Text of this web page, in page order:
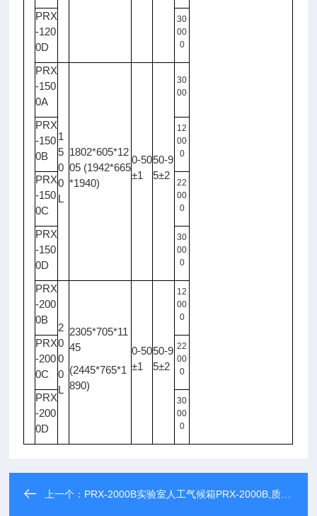
PRX
-120
0D
30
00
0
PRX
-150
0A
1
5
0
0
L
1802*605*12
05 (1942*665
*1940)
0-50
±1
50-9
5±2
30
00
PRX
-150
0B
12
00
0
PRX
-150
0C
22
00
0
PRX
-150
0D
30
00
0
PRX
-200
0B
2
0
0
0
L
2305*705*11
45
(2445*765*1
890)
0-50
±1
50-9
5±2
12
00
0
PRX
-200
0C
22
00
0
PRX
-200
0D
30
00
0
上一个： PRX-2000B实验室人工气候箱PRX-2000B,质量可靠